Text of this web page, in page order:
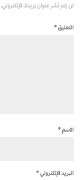
لن يتم نشر عنوان بريدك الإلكتروني.
التعليق*
الاسم*
البريد الإلكتروني*